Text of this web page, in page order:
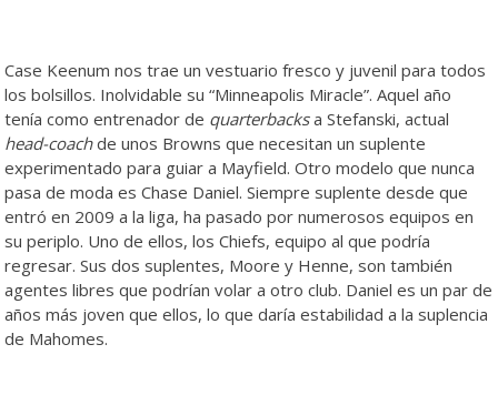
Case Keenum nos trae un vestuario fresco y juvenil para todos
los bolsillos. Inolvidable su “Minneapolis Miracle”. Aquel año
tenía como entrenador de quarterbacksa Stefanski, actual
head-coachde unos Browns que necesitan un suplente
experimentado para guiar a Mayfield. Otro modelo que nunca
pasa de moda es Chase Daniel. Siempre suplente desde que
entró en 2009 a la liga, ha pasado por numerosos equipos en
su periplo. Uno de ellos, los Chiefs, equipo al que podría
regresar. Sus dos suplentes, Moore y Henne, son también
agentes libres que podrían volar a otro club. Daniel es un par de
años más joven que ellos, lo que daría estabilidad a la suplencia
de Mahomes.